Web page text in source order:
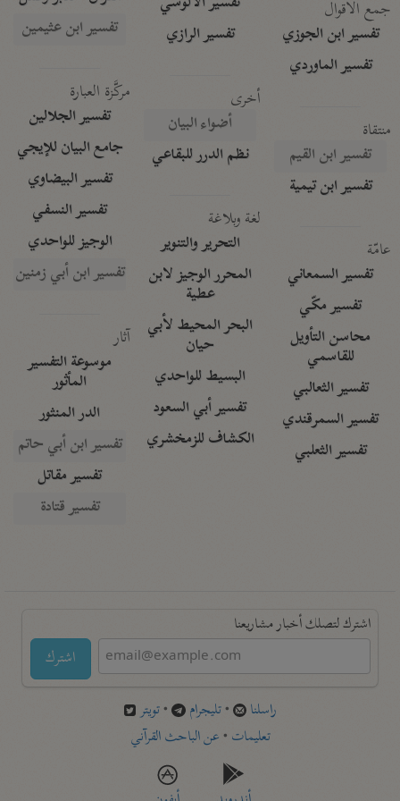
جمع الأقوال
تفسير ابن الجوزي
تفسير الماوردي
منتقاة
تفسير ابن القيم
تفسير ابن تيمية
عامّة
تفسير السمعاني
تفسير مكّي
محاسن التأويل
للقاسمي
تفسير الثعالبي
تفسير السمرقندي
تفسير الثعلبي
تفسير الرازي
أخرى
أضواء البيان
نظم الدرر للبقاعي
لغة وبلاغة
التحرير والتنوير
المحرر الوجيز لابن
عطية
البحر المحيط لأبي
حيان
البسيط للواحدي
تفسير أبي السعود
الكشاف للزمخشري
تفسير ابن عثيمين
مركَّزة العبارة
تفسير الجلالين
جامع البيان للإيجي
تفسير البيضاوي
تفسير النسفي
الوجيز للواحدي
تفسير ابن أبي زمنين
آثار
موسوعة التفسير
المأثور
الدر المنثور
تفسير ابن أبي حاتم
تفسير مقاتل
تفسير قتادة
اشترك لتصلك أخبار مشاريعنا
اشترك
راسلنا •تليجرام •تويتر
تعليمات •عن الباحث القرآني